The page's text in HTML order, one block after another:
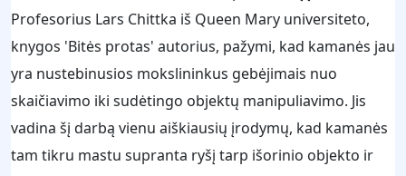
Profesorius Lars Chittka iš Queen Mary universiteto,
knygos 'Bitės protas' autorius, pažymi, kad kamanės jau
yra nustebinusios mokslininkus gebėjimais nuo
skaičiavimo iki sudėtingo objektų manipuliavimo. Jis
vadina šį darbą vienu aiškiausių įrodymų, kad kamanės
tam tikru mastu supranta ryšį tarp išorinio objekto ir